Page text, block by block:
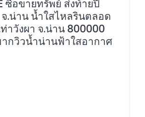
ซื้อขายทรัพย์ ส่งท้ายปี
จ.น่าน น้ำใสไหลรินตลอด
าวังผา จ.น่าน 800000
กวิวน้ำน่านฟ้าใสอากาศ